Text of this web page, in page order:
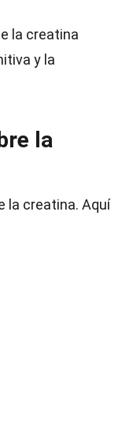
la creatina
y la
la
la creatina. Aquí